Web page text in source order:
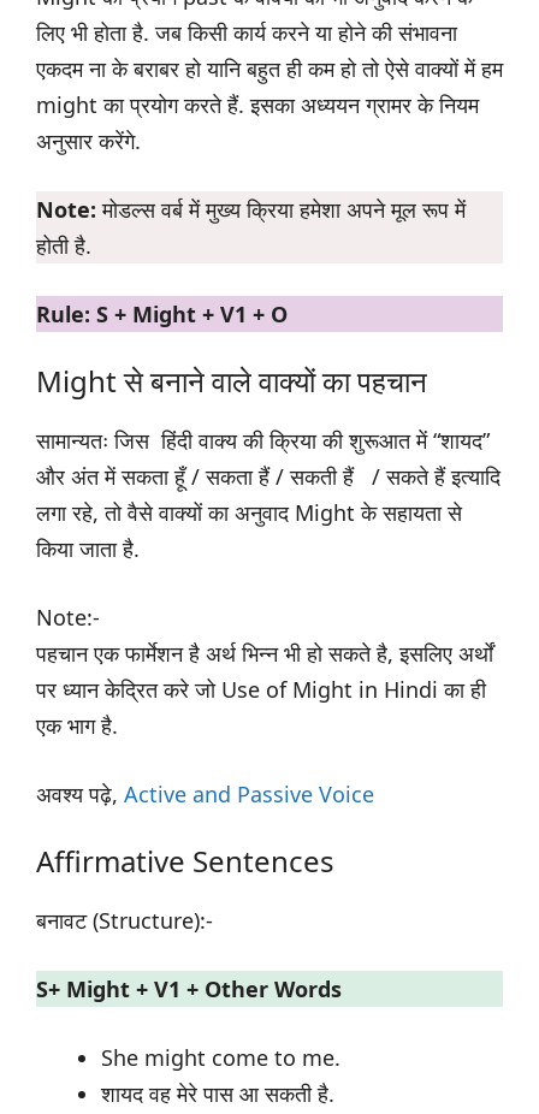
लिए भी होता है. जब किसी कार्य करने या होने की संभावना
एकदम ना के बराबर हो यानि बहुत ही कम हो तो ऐसे वाक्यों में हम
might का प्रयोग करते हैं. इसका अध्ययन ग्रामर के नियम
अनुसार करेंगे.
Note: मोडल्स वर्ब में मुख्य क्रिया हमेशा अपने मूल रूप में
होती है.
Rule: S + Might + V1 + O
Might से बनाने वाले वाक्यों का पहचान
सामान्यतः जिस हिंदी वाक्य की क्रिया की शुरूआत में “शायद”
और अंत में सकता हूँ / सकता हैं / सकती हैं / सकते हैं इत्यादि
लगा रहे, तो वैसे वाक्यों का अनुवाद Might के सहायता से
किया जाता है.
Note:-
पहचान एक फार्मेशन है अर्थ भिन्न भी हो सकते है, इसलिए अर्थों
पर ध्यान केद्रित करे जो Use of Might in Hindi का ही
एक भाग है.
अवश्य पढ़े, Active and Passive Voice
Affirmative Sentences
बनावट (Structure):-
S+ Might + V1 + Other Words
She might come to me.
शायद वह मेरे पास आ सकती है.